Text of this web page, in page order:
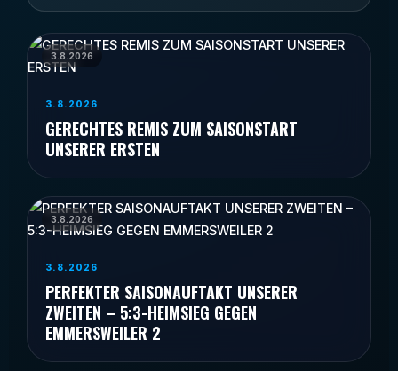
3.8.2026
3.8.2026
GERECHTES REMIS ZUM SAISONSTART
UNSERER ERSTEN
3.8.2026
3.8.2026
PERFEKTER SAISONAUFTAKT UNSERER
ZWEITEN – 5:3-HEIMSIEG GEGEN
EMMERSWEILER 2